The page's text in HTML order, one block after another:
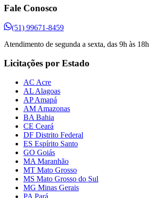
Fale Conosco
(51) 99671-8459
Atendimento de segunda a sexta, das 9h às 18h
Licitações por Estado
AC Acre
AL Alagoas
AP Amapá
AM Amazonas
BA Bahia
CE Ceará
DF Distrito Federal
ES Espírito Santo
GO Goiás
MA Maranhão
MT Mato Grosso
MS Mato Grosso do Sul
MG Minas Gerais
PA Pará